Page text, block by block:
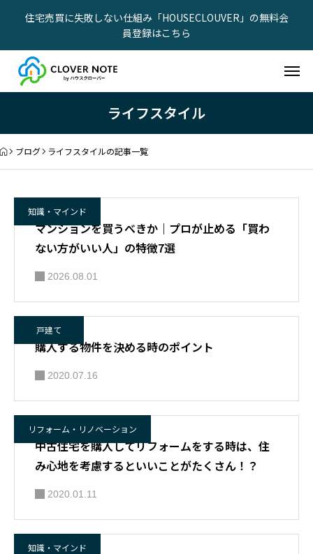
住宅売買に失敗しない仕組み「HOUSECLOUVER」の無料会
員登録はこちら
ライフスタイル
ブログ ライフスタイルの記事一覧
知識・マインド
マンションを買うべきか｜プロが止める「買わ
ない方がいい人」の特徴7選
2026.08.01
戸建て
購入する物件を決める時のポイント
2020.07.16
リフォーム・リノベーション
中古住宅を購入してリフォームをする時は、住
み心地を考慮するといいことがたくさん！？
2020.01.11
知識・マインド